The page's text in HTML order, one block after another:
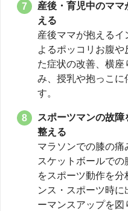
産後・育児中のマ
える
産後ママが抱えるイ
よるポッコリお腹
た症状の改善、横
み、授乳や抱っこに
す。
スポーツマンの故障
整える
マラソンでの膝の
スケットボールで
をスポーツ動作を
ンス・スポーツ時
ーマンスアップを図